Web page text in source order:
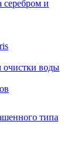
серебром и
очистки воды
типа